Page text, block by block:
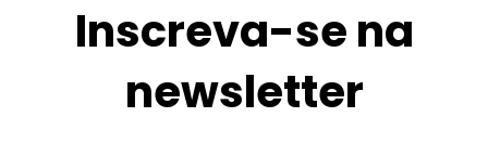
Inscreva-se na
newsletter